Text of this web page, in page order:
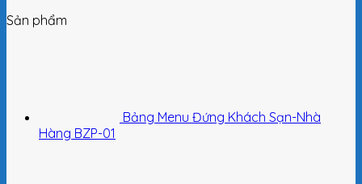
Sản phẩm
Bảng Menu Đứng Khách Sạn-Nhà
Hàng BZP-01